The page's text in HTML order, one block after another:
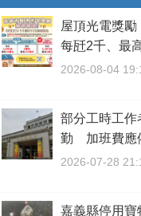
屋頂光電獎
每瓩2千、最
2026-08-04
部分工時工作
勤 加班費應
2026-07-28
嘉義縣停用